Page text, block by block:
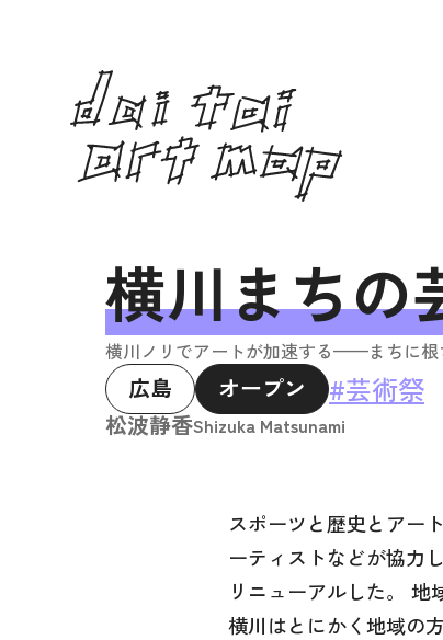
横川まちの
横川ノリでアートが加速する——まちに根
広島 オープン #芸術祭
松波静香Shizuka Matsunami
スポーツと歴史とアー
ーティストなどが協力
リニューアルした。 地
横川はとにかく地域の